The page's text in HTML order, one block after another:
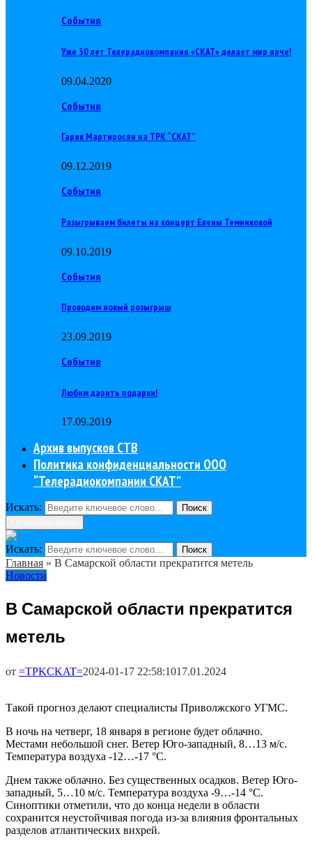
События
Уже 30 лет Телерадиокомпания «СКАТ» делает мир ярче!
09.04.2020
События
Гарик Мартиросян на ТРК “СКАТ”
09.12.2019
События
Разыгрываем билеты на концерт Елены Темниковой
09.10.2019
События
Проводим новый розыгрыш
23.09.2019
События
Любим дарить подарки!
17.09.2019
Архив выпусков СТВ
Политика конфиденциальности ООО
“Телерадиокомпании СКАТ”
Искать:
Поиск
Искать: Поиск
Главная » В Самарской области прекратится метель
Новости
В Самарской области прекратится
метель
от =TPKCKAT=2024-01-17 22:58:1017.01.2024
Такой прогноз делают специалисты Приволжского УГМС.
В ночь на четверг, 18 января в регионе будет облачно.
Местами небольшой снег. Ветер Юго-западный, 8…13 м/с.
Температура воздуха -12…-17 °C.
Днем также облачно. Без существенных осадков. Ветер Юго-
западный, 5…10 м/с. Температура воздуха -9…-14 °C.
Синоптики отметили, что до конца недели в области
сохранится неустойчивая погода из-за влияния фронтальных
разделов атлантических вихрей.